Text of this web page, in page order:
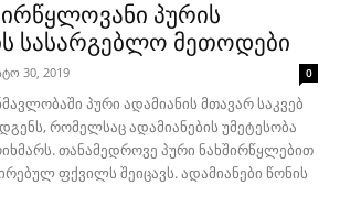
პურის
სასარგებლო მეთოდები
30, 2019 0
პური ადამიანის მთავარ საკვებ
რომელსაც ადამიანების უმეტესობა
თანამედროვე პური ნახშირწყლებით
ფქვილს შეიცავს. ადამიანები წონის